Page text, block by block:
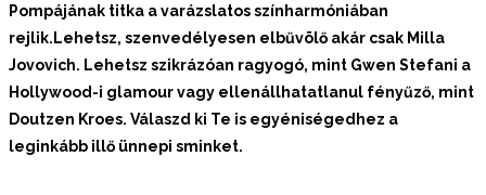
Pompájának titka a varázslatos színharmóniában
rejlik.Lehetsz, szenvedélyesen elbűvölő akár csak Milla
Jovovich. Lehetsz szikrázóan ragyogó, mint Gwen Stefani a
Hollywood-i glamour vagy ellenállhatatlanul fényűző, mint
Doutzen Kroes. Válaszd ki Te is egyéniségedhez a
leginkább illő ünnepi sminket.